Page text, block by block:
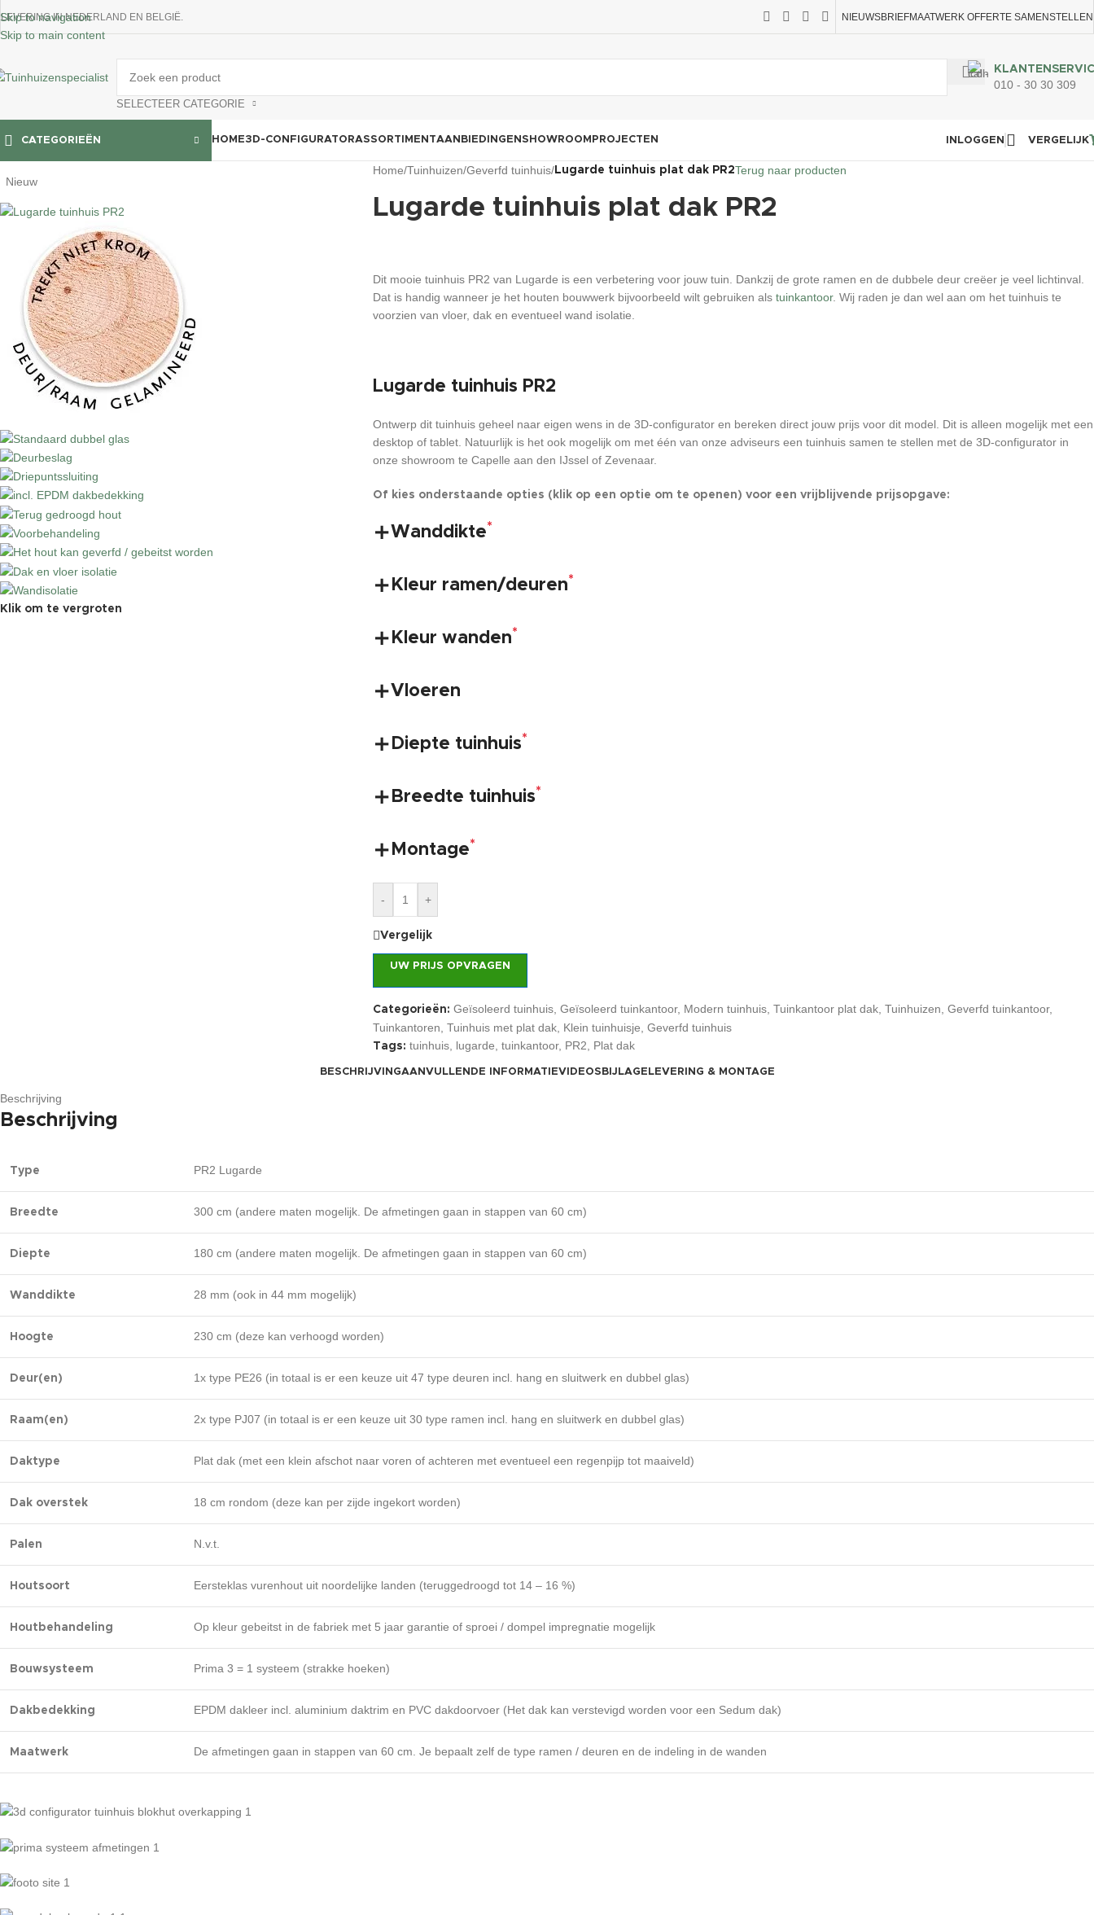
Skip to navigation
Skip to main content
LEVERING IN NEDERLAND EN BELGIË. NIEUWSBRIEFMAATWERK OFFERTE SAMENSTELLEN
SELECTEER CATEGORIE
010 - 30 30 309
CATEGORIEËN HOME3D-CONFIGURATORASSORTIMENTAANBIEDINGENSHOWROOM PROJECTEN INLOGGEN VERGELIJK
Nieuw
Klik om te vergroten
Home/Tuinhuizen/Geverfd tuinhuis/ Lugarde tuinhuis plat dak PR2Terug naar producten
Lugarde tuinhuis plat dak PR2
Dit mooie tuinhuis PR2 van Lugarde is een verbetering voor jouw tuin. Dankzij de grote ramen en de dubbele deur creëer je veel lichtinval.
Dat is handig wanneer je het houten bouwwerk bijvoorbeeld wilt gebruiken als tuinkantoor. Wij raden je dan wel aan om het tuinhuis te
voorzien van vloer, dak en eventueel wand isolatie.
Lugarde tuinhuis PR2
Ontwerp dit tuinhuis geheel naar eigen wens in de 3D-configurator en bereken direct jouw prijs voor dit model. Dit is alleen mogelijk met een
desktop of tablet. Natuurlijk is het ook mogelijk om met één van onze adviseurs een tuinhuis samen te stellen met de 3D-configurator in
onze showroom te Capelle aan den IJssel of Zevenaar.
Of kies onderstaande opties (klik op een optie om te openen) voor een vrijblijvende prijsopgave:
Wanddikte*
Kleur ramen/deuren*
Kleur wanden*
Vloeren
Diepte tuinhuis*
Breedte tuinhuis*
Montage*
- +
Vergelijk
UW PRIJS OPVRAGEN
Categorieën: Geïsoleerd tuinhuis Geïsoleerd tuinkantoor, Modern tuinhuis Tuinkantoor plat dak Tuinhuizen Geverfd tuinkantoor,
Tuinkantoren Tuinhuis met plat dak Klein tuinhuisje Geverfd tuinhuis
Tags: tuinhuis lugarde tuinkantoor, PR2 Plat dak
BESCHRIJVINGAANVULLENDE INFORMATIEVIDEOS BIJLAGE LEVERING & MONTAGE
Beschrijving
Beschrijving
Type PR2 Lugarde
Breedte 300 cm (andere maten mogelijk. De afmetingen gaan in stappen van 60 cm)
Diepte 180 cm (andere maten mogelijk. De afmetingen gaan in stappen van 60 cm)
Wanddikte 28 mm (ook in 44 mm mogelijk)
Hoogte 230 cm (deze kan verhoogd worden)
Deur(en) 1x type PE26 (in totaal is er een keuze uit 47 type deuren incl. hang en sluitwerk en dubbel glas)
Raam(en) 2x type PJ07 (in totaal is er een keuze uit 30 type ramen incl. hang en sluitwerk en dubbel glas)
Daktype Plat dak (met een klein afschot naar voren of achteren met eventueel een regenpijp tot maaiveld)
Dak overstek 18 cm rondom (deze kan per zijde ingekort worden)
Palen N.v.t.
Houtsoort Eersteklas vurenhout uit noordelijke landen (teruggedroogd tot 14 – 16 %)
Houtbehandeling Op kleur gebeitst in de fabriek met 5 jaar garantie of sproei / dompel impregnatie mogelijk
Bouwsysteem Prima 3 = 1 systeem (strakke hoeken)
Dakbedekking EPDM dakleer incl. aluminium daktrim en PVC dakdoorvoer (Het dak kan verstevigd worden voor een Sedum dak)
Maatwerk De afmetingen gaan in stappen van 60 cm. Je bepaalt zelf de type ramen / deuren en de indeling in de wanden